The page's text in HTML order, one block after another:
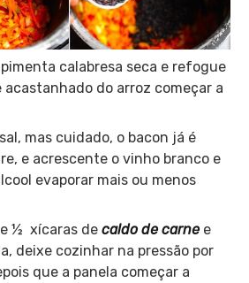
calabresa seca e refogue
do arroz começar a
mas cuidado, o bacon já é
e acrescente o vinho branco e
evaporar mais ou menos
½ xícaras de caldo de carnee
deixe cozinhar na pressão por
que a panela começar a